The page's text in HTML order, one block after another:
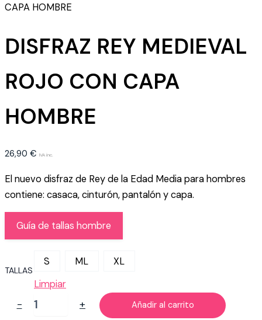
CAPA HOMBRE
DISFRAZ REY MEDIEVAL
ROJO CON CAPA
HOMBRE
26,90 € IVA inc.
El nuevo disfraz de Rey de la Edad Media para hombres
contiene: casaca, cinturón, pantalón y capa.
Guía de tallas hombre
TALLAS
S ML
XL
Limpiar
-
DISFRAZ
REY
+ Añadir al carrito